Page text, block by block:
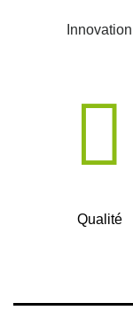
Innovation
Qualité